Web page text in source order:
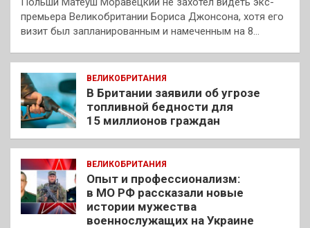
премьера Великобритании Бориса Джонсона, хотя его
визит был запланированным и намеченным на 8…
ВЕЛИКОБРИТАНИЯ
В Британии заявили об угрозе
топливной бедности для
15 миллионов граждан
ВЕЛИКОБРИТАНИЯ
Опыт и профессионализм:
в МО РФ рассказали новые
истории мужества
военнослужащих на Украине